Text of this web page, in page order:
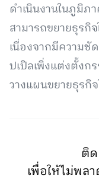
ดำเนินงานในภูมิภ
สามารถขยายธุรกิ
เนื่องจากมีความชั
ปเปิลเพิ่งแต่งตั้งก
วางแผนขยายธุรกิ
ติ
เพื่อให้ไม่พล